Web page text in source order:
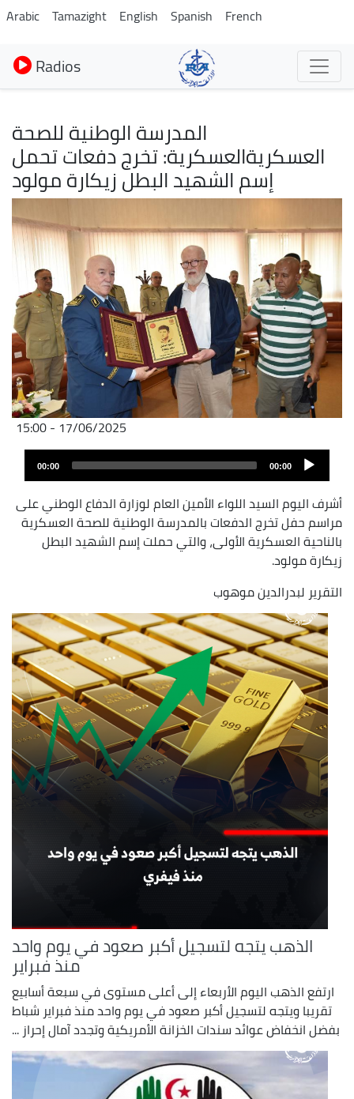
Aller
au
contenu
principal
Arabic Tamazight English Spanish French
Radios
المدرسة الوطنية للصحة
العسكريةالعسكرية: تخرج دفعات تحمل
إسم الشهيد البطل زيكارة مولود
17/06/2025 - 15:00
Fichier
audio
00:00
00:00
أشرف اليوم السيد اللواء الأمين العام لوزارة الدفاع الوطني على
مراسم حفل تخرج الدفعات بالمدرسة الوطنية للصحة العسكرية
بالناحية العسكرية الأولى، والتي حملت إسم الشهيد البطل
زيكارة مولود.
التقرير لبدرالدين موهوب
الذهب يتجه لتسجيل أكبر صعود في يوم واحد
منذ فبراير
ارتفع الذهب اليوم الأربعاء إلى أعلى مستوى في سبعة أسابيع
تقريبا ويتجه لتسجيل أكبر ​صعود في يوم واحد منذ فبراير شباط
بفضل انخفاض ‌عوائد سندات الخزانة الأمريكية وتجدد آمال إحراز ...